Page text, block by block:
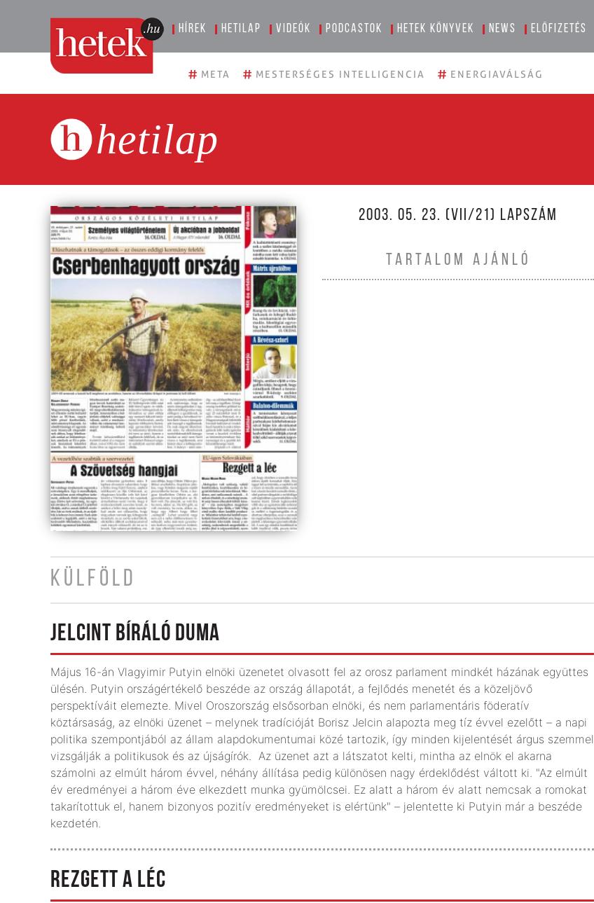
Hírek Hetilap Videók Podcastok Hetek könyvek News Előfizetés
# META # MESTERSÉGES INTELLIGENCIA # ENERGIAVÁLSÁG
hetilap
2003. 05. 23. (VII/21) LAPSZÁM
TARTALOM AJÁNLÓ
KÜLFÖLD
JELCINT BÍRÁLÓ DUMA
Május 16-án Vlagyimir Putyin elnöki üzenetet olvasott fel az orosz parlament mindkét házának együttes
ülésén. Putyin országértékelő beszéde az ország állapotát, a fejlődés menetét és a közeljövő
perspektíváit elemezte. Mivel Oroszország elsősorban elnöki, és nem parlamentáris föderatív
köztársaság, az elnöki üzenet – melynek tradícióját Borisz Jelcin alapozta meg tíz évvel ezelőtt – a napi
politika szempontjából az állam alapdokumentumai közé tartozik, így minden kijelentését árgus szemmel
vizsgálják a politikusok és az újságírók. Az üzenet azt a látszatot kelti, mintha az elnök el akarna
számolni az elmúlt három évvel, néhány állítása pedig különösen nagy érdeklődést váltott ki. "Az elmúlt
év eredményei a három éve elkezdett munka gyümölcsei. Ez alatt a három év alatt nemcsak a romokat
takarítottuk el, hanem bizonyos pozitív eredményeket is elértünk" – jelentette ki Putyin már a beszéde
kezdetén.
REZGETT A LÉC